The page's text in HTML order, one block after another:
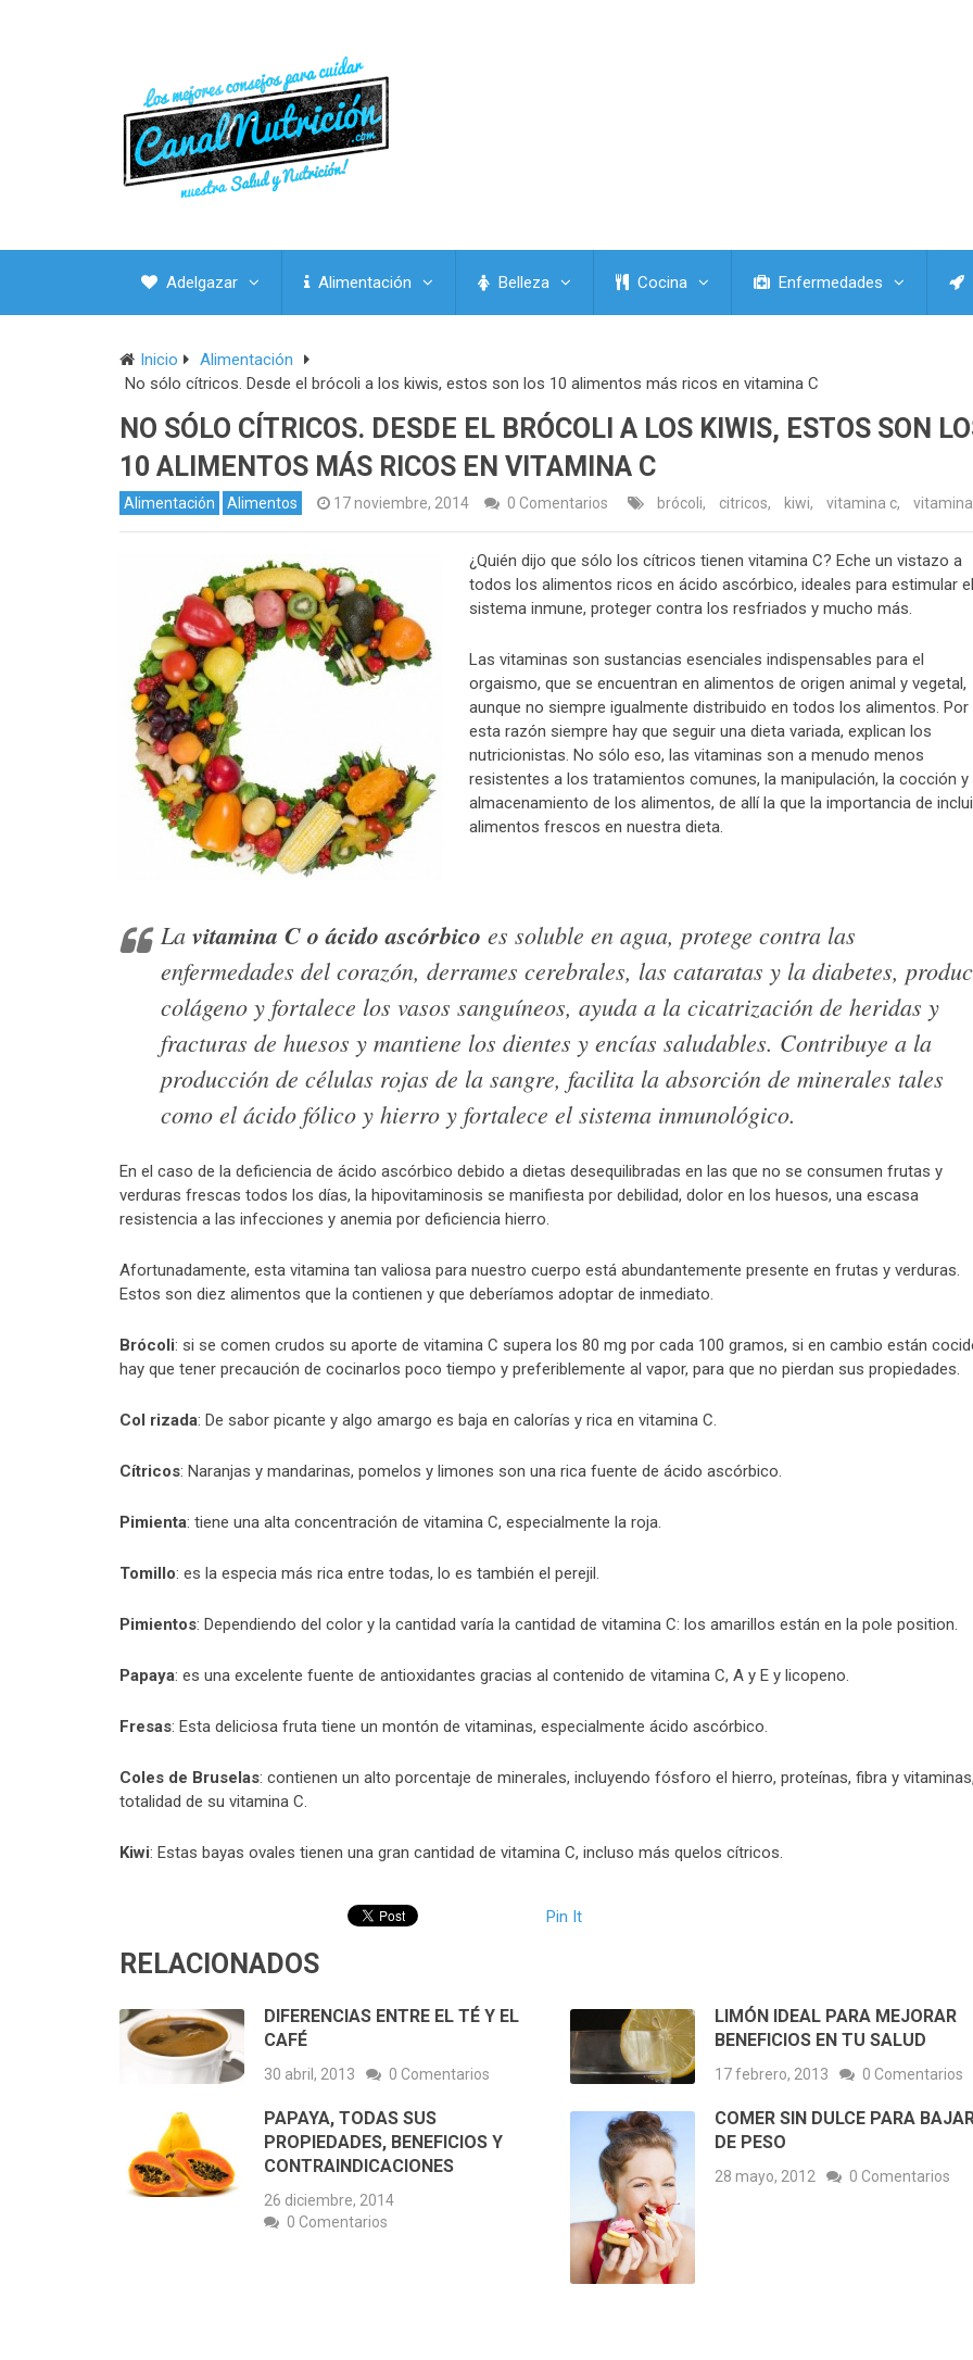
Adelgazar Alimentación Belleza Cocina Enfermedades
Inicio
Alimentación
No sólo cítricos. Desde el brócoli a los kiwis, estos son los 10 alimentos más ricos en vitamina C
NO SÓLO CÍTRICOS. DESDE EL BRÓCOLI A LOS KIWIS, ESTOS SON
10 ALIMENTOS MÁS RICOS EN VITAMINA C
Alimentación Alimentos 17 noviembre, 2014 0 Comentarios brócoli, citricos, kiwi, vitamina c,
¿Quién dijo que sólo los cítricos tienen vitamina C? Eche un vistazo a
todos los alimentos ricos en ácido ascórbico, ideales para estimular el
sistema inmune, proteger contra los resfriados y mucho más.
Las vitaminas son sustancias esenciales indispensables para el
orgaismo, que se encuentran en alimentos de origen animal y vegetal,
aunque no siempre igualmente distribuido en todos los alimentos. Por
esta razón siempre hay que seguir una dieta variada, explican los
nutricionistas. No sólo eso, las vitaminas son a menudo menos
resistentes a los tratamientos comunes, la manipulación, la cocción y
almacenamiento de los alimentos, de allí la que la importancia de
alimentos frescos en nuestra dieta.
La vitamina C o ácido ascórbico es soluble en agua, protege contra las
enfermedades del corazón, derrames cerebrales, las cataratas y la diabetes,
colágeno y fortalece los vasos sanguíneos, ayuda a la cicatrización de heridas y
fracturas de huesos y mantiene los dientes y encías saludables. Contribuye a la
producción de células rojas de la sangre, facilita la absorción de minerales tales
como el ácido fólico y hierro y fortalece el sistema inmunológico.
En el caso de la deficiencia de ácido ascórbico debido a dietas desequilibradas en las que no se consumen frutas y
verduras frescas todos los días, la hipovitaminosis se manifiesta por debilidad, dolor en los huesos, una escasa
resistencia a las infecciones y anemia por deficiencia hierro.
Afortunadamente, esta vitamina tan valiosa para nuestro cuerpo está abundantemente presente en frutas y verduras.
Estos son diez alimentos que la contienen y que deberíamos adoptar de inmediato.
Brócoli: si se comen crudos su aporte de vitamina C supera los 80 mg por cada 100 gramos, si en cambio están
hay que tener precaución de cocinarlos poco tiempo y preferiblemente al vapor, para que no pierdan sus propiedades.
Col rizada: De sabor picante y algo amargo es baja en calorías y rica en vitamina C.
Cítricos: Naranjas y mandarinas, pomelos y limones son una rica fuente de ácido ascórbico.
Pimienta: tiene una alta concentración de vitamina C, especialmente la roja.
Tomillo: es la especia más rica entre todas, lo es también el perejil.
Pimientos: Dependiendo del color y la cantidad varía la cantidad de vitamina C: los amarillos están en la pole position.
Papaya: es una excelente fuente de antioxidantes gracias al contenido de vitamina C, A y E y licopeno.
Fresas: Esta deliciosa fruta tiene un montón de vitaminas, especialmente ácido ascórbico.
Coles de Bruselas: contienen un alto porcentaje de minerales, incluyendo fósforo el hierro, proteínas, fibra y
totalidad de su vitamina C.
Kiwi: Estas bayas ovales tienen una gran cantidad de vitamina C, incluso más quelos cítricos.
Pin It
RELACIONADOS
DIFERENCIAS ENTRE EL TÉ Y EL
CAFÉ
30 abril, 2013 0 Comentarios
LIMÓN IDEAL PARA MEJORAR
BENEFICIOS EN TU SALUD
17 febrero, 2013 0 Comentarios
PAPAYA, TODAS SUS
PROPIEDADES, BENEFICIOS Y
CONTRAINDICACIONES
26 diciembre, 2014
0 Comentarios
COMER SIN DULCE PARA
DE PESO
28 mayo, 2012 0 Comentarios